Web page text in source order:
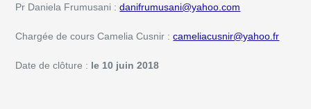
Pr Daniela Frumusani :danifrumusani@yahoo.com
Chargée de cours Camelia Cusnir :cameliacusnir@yahoo.fr
Date de clôture : le 10 juin 2018